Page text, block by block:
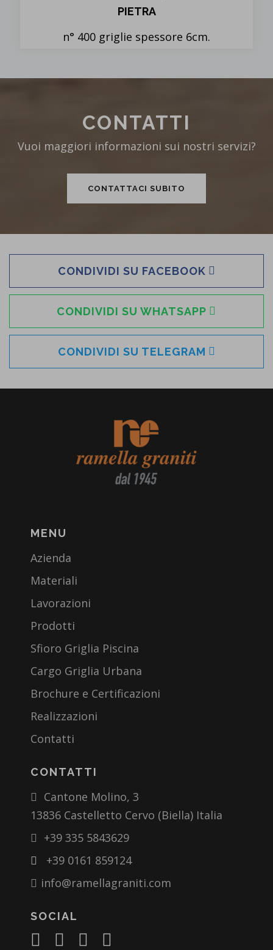
PIETRA
n° 400 griglie spessore 6cm.
CONTATTI
Vuoi maggiori informazioni sui nostri servizi?
CONTATTACI SUBITO
CONDIVIDI SU FACEBOOK
CONDIVIDI SU WHATSAPP
CONDIVIDI SU TELEGRAM
MENU
Azienda
Materiali
Lavorazioni
Prodotti
Sfioro Griglia Piscina
Cargo Griglia Urbana
Brochure e Certificazioni
Realizzazioni
Contatti
CONTATTI
Cantone Molino, 3
13836 Castelletto Cervo (Biella) Italia
+39 335 5843629
+39 0161 859124
info@ramellagraniti.com
SOCIAL